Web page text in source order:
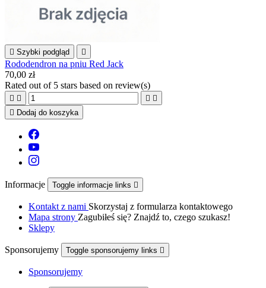
 Szybki podgląd 
Rododendron na pniu Red Jack
70,00 zł
Rated out of 5 stars based on review(s)
   
 Dodaj do koszyka
Informacje Toggle informacje links 
Kontakt z nami Skorzystaj z formularza kontaktowego
Mapa strony Zagubiłeś się? Znajdź to, czego szukasz!
Sklepy
Sponsorujemy Toggle sponsorujemy links 
Sponsorujemy